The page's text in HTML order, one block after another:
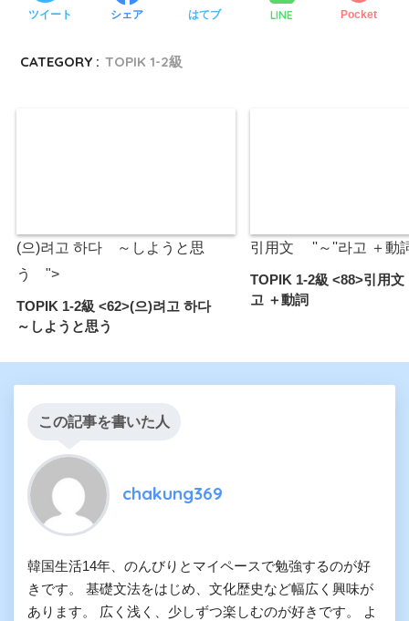
ツイート シェア はてブ LINE Pocket
CATEGORY : TOPIK 1-2級
(으)려고 하다 ～しようと思
う ">
TOPIK 1-2級 <62>(으)려고 하다
～しようと思う
引用文 ''～''라고 ＋動
TOPIK 1-2級 <88>引用
고 ＋動詞
この記事を書いた人
chakung369
韓国生活14年、のんびりとマイペースで勉強するのが好
きです。 基礎文法をはじめ、文化歴史など幅広く興味が
あります。 広く浅く、少しずつ楽しむのが好きです。 よ